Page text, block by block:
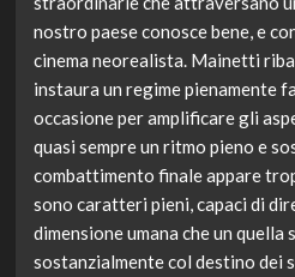
nostro paese conosce bene, e
cinema neorealista. Mainetti
instaura un regime pienamente
occasione per amplificare gli
quasi sempre un ritmo pieno e
combattimento finale appare
sono caratteri pieni, capaci di
dimensione umana che un
sostanzialmente col destino dei